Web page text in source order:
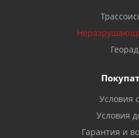
Условия
Условия
Гарантия и